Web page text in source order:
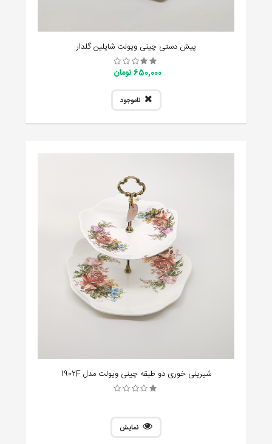
پیش دستی چینی ویولت شایلین گلدار
650,000 تومان
ناموجود
شیرینی خوری دو طبقه چینی ویولت مدل 1902F
نمایش